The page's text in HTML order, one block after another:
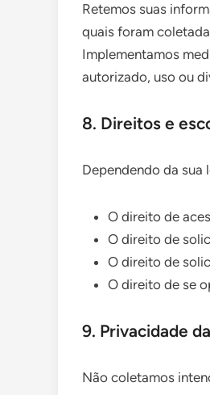
Retemos suas
quais foram
Implementamos
autorizado, uso ou
8. Direitos e
Dependendo da
O direito de
O direito de
O direito de
O direito de se
9. Privacidade
Não coletamos